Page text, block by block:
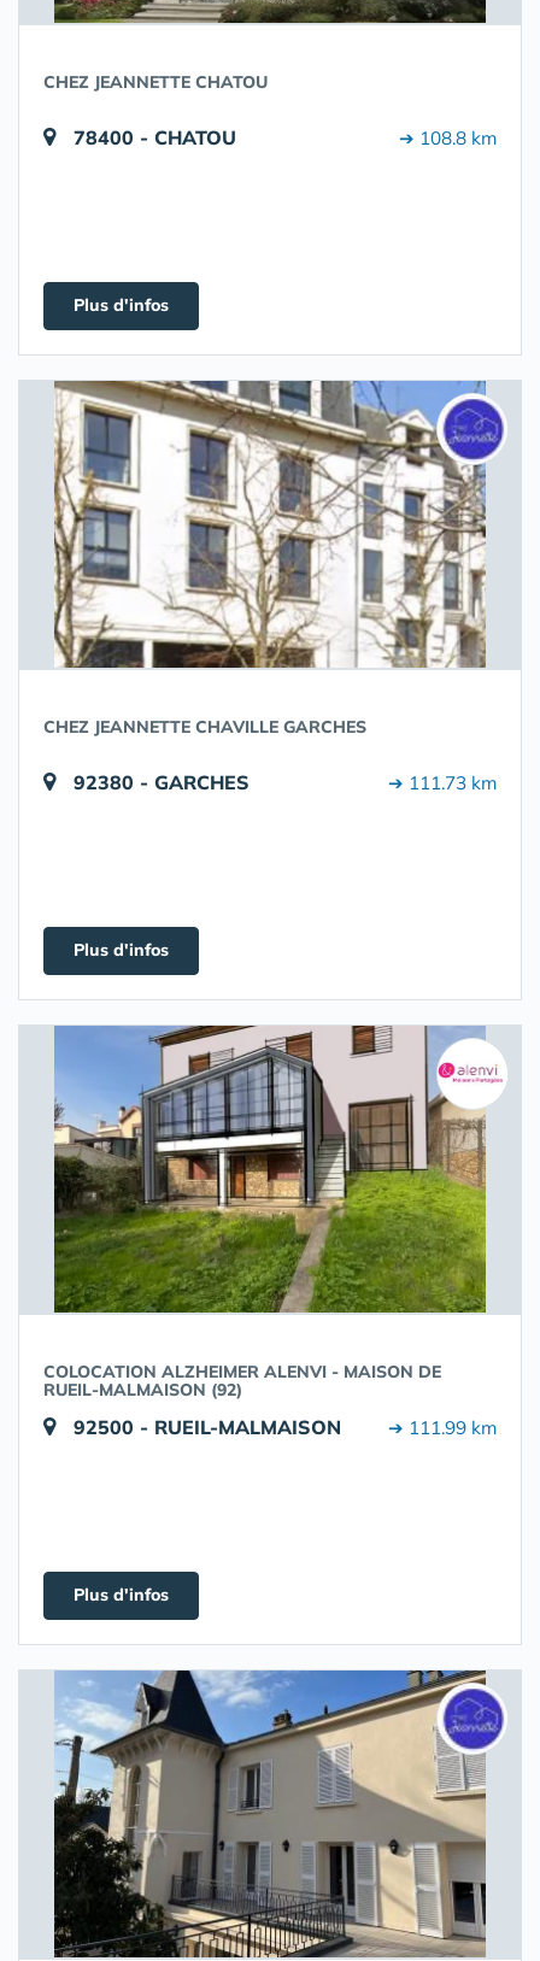
CHEZ JEANNETTE CHATOU
78400 - CHATOU ➔ 108.8 km
Plus d'infos
CHEZ JEANNETTE CHAVILLE GARCHES
92380 - GARCHES ➔ 111.73 km
Plus d'infos
COLOCATION ALZHEIMER ALENVI - MAISON DE
RUEIL-MALMAISON (92)
92500 - RUEIL-MALMAISON ➔ 111.99 km
Plus d'infos